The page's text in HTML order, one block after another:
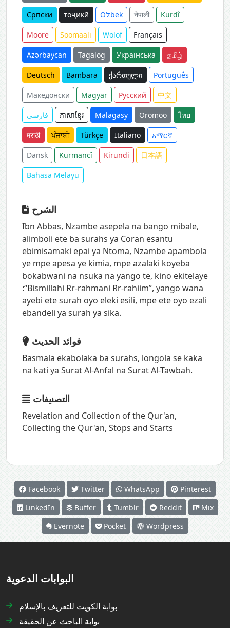
Српски тоҷикӣ O‘zbek नेपाली Kurdî
Moore Soomaali Wolof Français
Azərbaycan Tagalog Українська தமிழ்
Deutsch Bambara ქართული Português
Македонски Magyar Русский 中文
فارسی ភាសាខ្មែរ Malagasy Oromoo ไทย
मराठी ਪੰਜਾਬੀ Türkçe Italiano አማርኛ
Dansk Kurmancî Kirundi 日本語
Bahasa Melayu
الشرح
Ibn Abbas, Nzambe asepela na bango mibale,
alimboli ete ba surahs ya Coran esantu
ebimisamaki epai ya Ntoma, Nzambe apambola
ye mpe apesa ye kimia, mpe azalaki koyeba
bokabwani na nsuka na yango te, kino ekitelaye
:“Bismillahi Rr-rahmani Rr-rahiim”, yango wana
ayebi ete surah oyo eleki esili, mpe ete oyo ezali
ebandeli ya surah ya sika.
فوائد الحديث
Basmala ekabolaka ba surahs, longola se kaka
na kati ya Surat Al-Anfal na Surat Al-Tawbah.
التصنيفات
Revelation and Collection of the Qur'an,
Collecting the Qur'an, Stops and Starts
Facebook Twitter WhatsApp
Pinterest
LinkedIn
Buffer Tumblr Reddit
Mix
Evernote
Pocket Wordpress
البوابات الدعوية
بوابة الكويت للتعريف بالإسلام
بوابة الباحث عن الحقيقة